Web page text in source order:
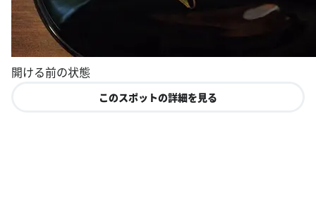
開ける前の状態
このスポットの詳細を見る